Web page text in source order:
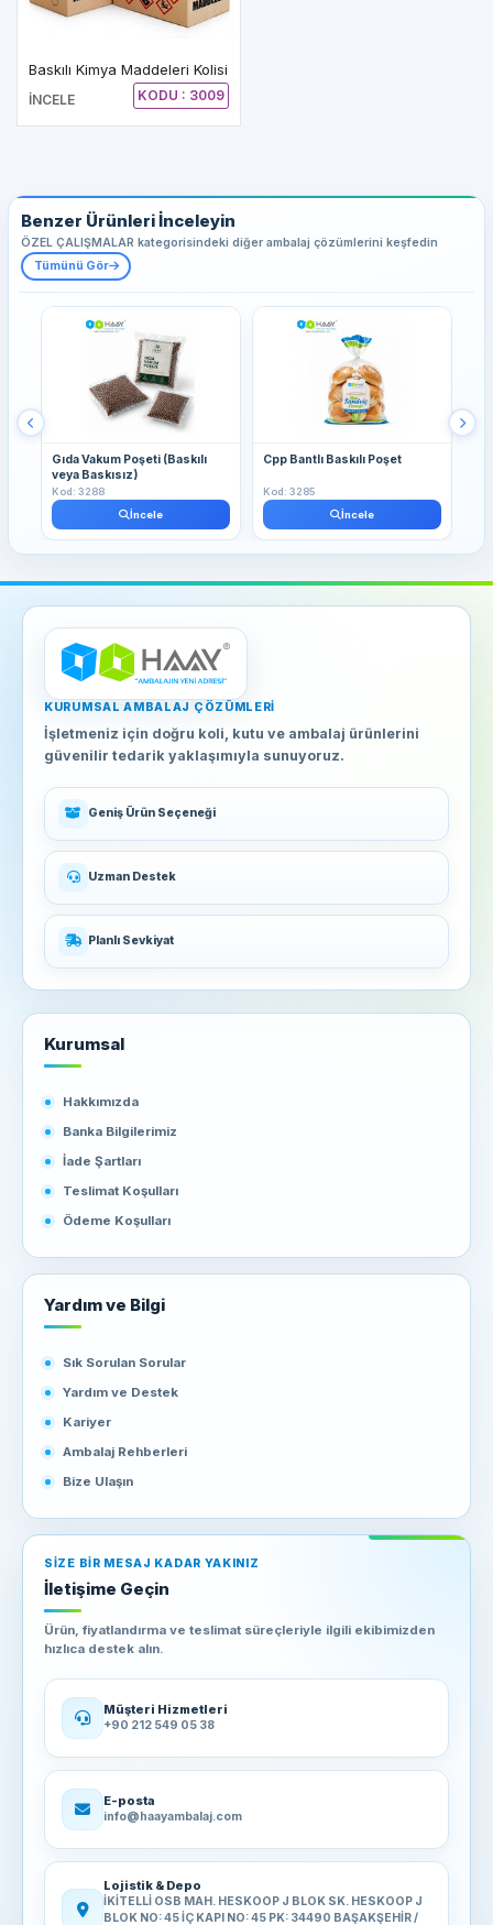
Baskılı Kimya Maddeleri Kolisi
İNCELE KODU : 3009
Benzer Ürünleri İnceleyin
ÖZEL ÇALIŞMALAR kategorisindeki diğer ambalaj çözümlerini keşfedin
Tümünü Gör
Gıda Vakum Poşeti (Baskılı
veya Baskısız)
Kod: 3288
İncele
Cpp Bantlı Baskılı Poşet
Kod: 3285
İncele
KURUMSAL AMBALAJ ÇÖZÜMLERI
İşletmeniz için doğru koli, kutu ve ambalaj ürünlerini
güvenilir tedarik yaklaşımıyla sunuyoruz.
Geniş Ürün Seçeneği
Uzman Destek
Planlı Sevkiyat
Kurumsal
Hakkımızda
Banka Bilgilerimiz
İade Şartları
Teslimat Koşulları
Ödeme Koşulları
Yardım ve Bilgi
Sık Sorulan Sorular
Yardım ve Destek
Kariyer
Ambalaj Rehberleri
Bize Ulaşın
SIZE BIR MESAJ KADAR YAKINIZ
İletişime Geçin
Ürün, fiyatlandırma ve teslimat süreçleriyle ilgili ekibimizden
hızlıca destek alın.
Müşteri Hizmetleri
+90 212 549 05 38
E-posta
info@haayambalaj.com
Lojistik & Depo
İKİTELLİ OSB MAH. HESKOOP J BLOK SK. HESKOOP J
BLOK NO: 45 İÇ KAPI NO: 45 PK: 34490 BAŞAKŞEHİR /